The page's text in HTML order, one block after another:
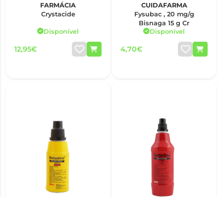
FARMÁCIA
Crystacide
Disponível
12,95€
CUIDAFARMA
Fysubac , 20 mg/g
Bisnaga 15 g Cr
Disponível
4,70€